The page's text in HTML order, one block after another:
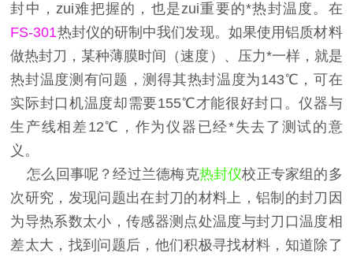
封中，zui难把握的，也是zui重要的*热封温度。在
FS-301热封仪的研制中我们发现。如果使用铝质材料
做热封刀，某种薄膜时间（速度）、压力*一样，就是
热封温度测有问题，测得其热封温度为143℃，可在
实际封口机温度却需要155℃才能很好封口。仪器与
生产线相差12℃，作为仪器已经*失去了测试的意
义。
怎么回事呢？经过兰德梅克热封仪校正专家组的多
次研究，发现问题出在封刀的材料上，铝制的封刀因
为导热系数太小，传感器测点处温度与封刀口温度相
差太大，找到问题后，他们积极寻找材料，知道除了